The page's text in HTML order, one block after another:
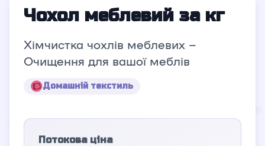
Чохол меблевий за кг
Хімчистка чохлів меблевих –
Очищення для вашої меблів
Домашній текстиль
Потокова ціна